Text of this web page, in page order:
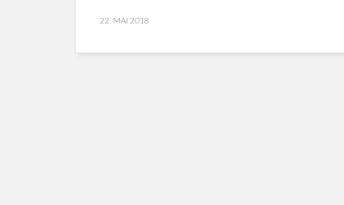
Leseförderung der ehrenamtliche
im Bistum. Mehr als 70 Engagierte aus Taunus,
22. MAI 2018